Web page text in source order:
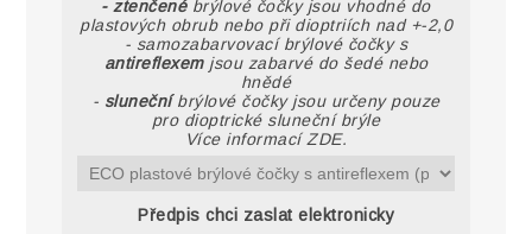
- ztenčené brýlové čočky jsou vhodné do
plastových obrub nebo při dioptriích nad +-2,0
- samozabarvovací brýlové čočky s
antireflexemjsou zabarvé do šedé nebo
hnědé
- slunečníbrýlové čočky jsou určeny pouze
pro dioptrické sluneční brýle
Více informací ZDE.
Předpis chci zaslat elektronicky